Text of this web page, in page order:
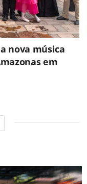
nova música
em